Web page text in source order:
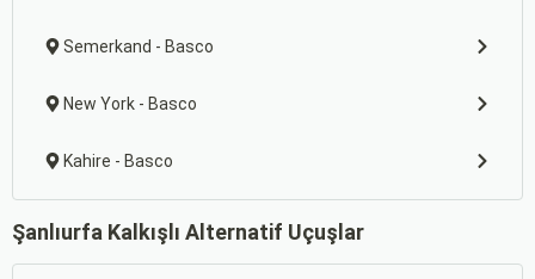
Semerkand - Basco
New York - Basco
Kahire - Basco
Şanlıurfa Kalkışlı Alternatif Uçuşlar